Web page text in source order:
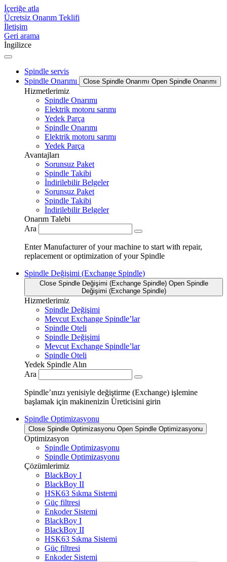
İçeriğe atla
Ücretsiz Onarım Teklifi
İletişim
Geri arama
İngilizce
Spindle servis
Spindle Onarımı
Close Spindle Onarımı Open Spindle Onarımı
Hizmetlerimiz
Spindle Onarımı
Elektrik motoru sarımı
Yedek Parça
Spindle Onarımı
Elektrik motoru sarımı
Yedek Parça
Avantajları
Sorunsuz Paket
Spindle Takibi
İndirilebilir Belgeler
Sorunsuz Paket
Spindle Takibi
İndirilebilir Belgeler
Onarım Talebi
Ara
Enter Manufacturer of your machine to start with repair,
replacement or optimization of your Spindle
Spindle Değişimi (Exchange Spindle)
Close Spindle Değişimi (Exchange Spindle) Open Spindle
Değişimi (Exchange Spindle)
Hizmetlerimiz
Spindle Değişimi
Mevcut Exchange Spindle’lar
Spindle Oteli
Spindle Değişimi
Mevcut Exchange Spindle’lar
Spindle Oteli
Yedek Spindle Alın
Ara
Spindle’ınızı yenisiyle değiştirme (Exchange) işlemine
başlamak için makinenizin Üreticisini girin
Spindle Optimizasyonu
Close Spindle Optimizasyonu Open Spindle Optimizasyonu
Optimizasyon
Spindle Optimizasyonu
Spindle Optimizasyonu
Çözümlerimiz
BlackBoy I
BlackBoy II
HSK63 Sıkma Sistemi
Güç filtresi
Enkoder Sistemi
BlackBoy I
BlackBoy II
HSK63 Sıkma Sistemi
Güç filtresi
Enkoder Sistemi